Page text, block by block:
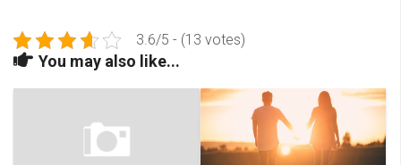
3.6/5 - (13 votes)
You may also like...